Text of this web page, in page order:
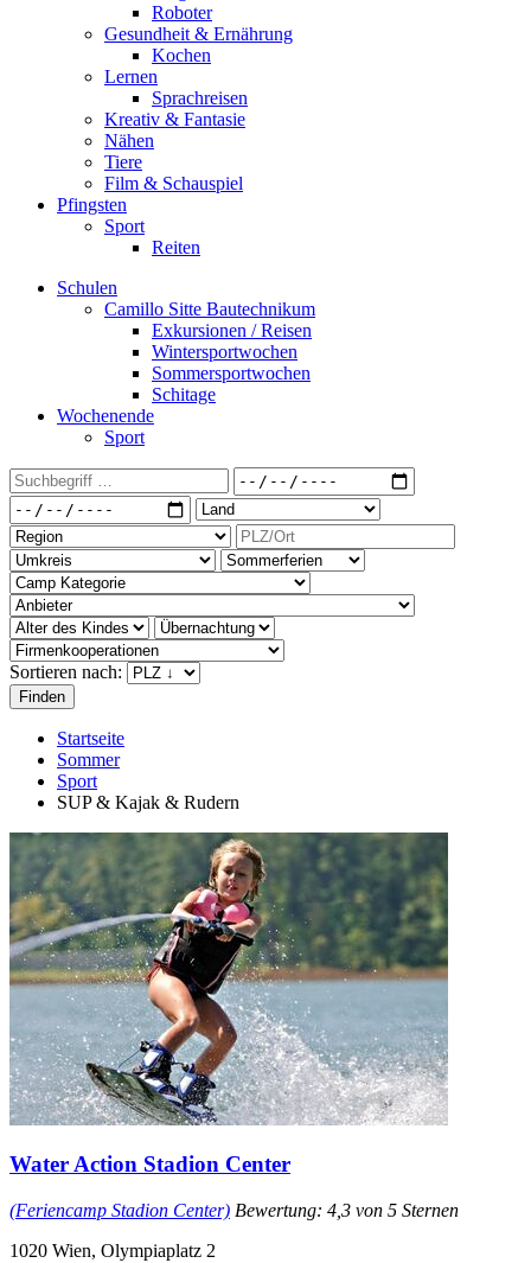
Roboter
Gesundheit & Ernährung
Kochen
Lernen
Sprachreisen
Kreativ & Fantasie
Nähen
Tiere
Film & Schauspiel
Pfingsten
Sport
Reiten
Schulen
Camillo Sitte Bautechnikum
Exkursionen / Reisen
Wintersportwochen
Sommersportwochen
Schitage
Wochenende
Sport
Sortieren nach:
Startseite
Sommer
Sport
SUP & Kajak & Rudern
Water Action Stadion Center
(Feriencamp Stadion Center) Bewertung: 4,3 von 5 Sternen
1020 Wien, Olympiaplatz 2